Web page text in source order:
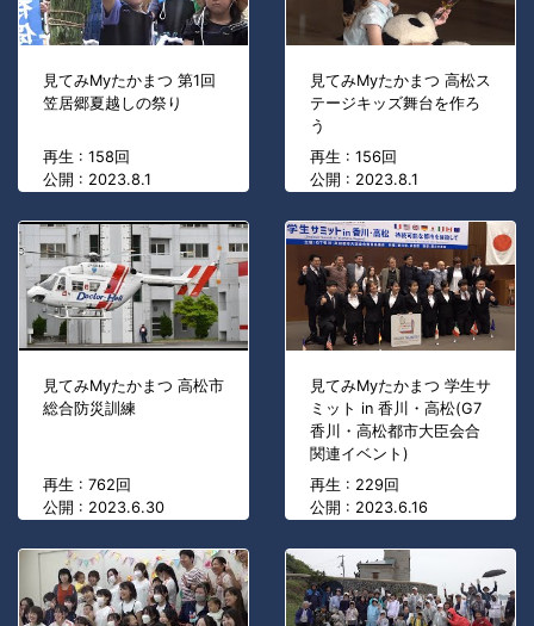
見てみMyたかまつ 第1回
笠居郷夏越しの祭り
再生 : 158回
公開 : 2023.8.1
見てみMyたかまつ 高松ス
テージキッズ舞台を作ろ
う
再生 : 156回
公開 : 2023.8.1
見てみMyたかまつ 高松市
総合防災訓練
再生 : 762回
公開 : 2023.6.30
見てみMyたかまつ 学生サ
ミット in 香川・高松(G7
香川・高松都市大臣会合
関連イベント)
再生 : 229回
公開 : 2023.6.16